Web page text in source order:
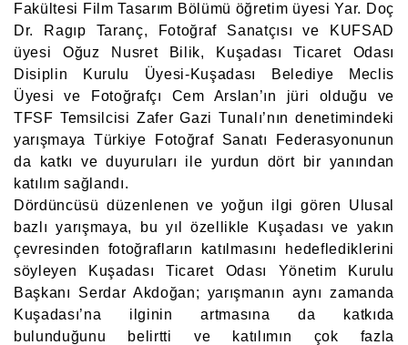
Fakültesi Film Tasarım Bölümü öğretim üyesi Yar. Doç
Dr. Ragıp Taranç, Fotoğraf Sanatçısı ve KUFSAD
üyesi Oğuz Nusret Bilik, Kuşadası Ticaret Odası
Disiplin Kurulu Üyesi-Kuşadası Belediye Meclis
Üyesi ve Fotoğrafçı Cem Arslan’ın jüri olduğu ve
TFSF Temsilcisi Zafer Gazi Tunalı’nın denetimindeki
yarışmaya Türkiye Fotoğraf Sanatı Federasyonunun
da katkı ve duyuruları ile yurdun dört bir yanından
katılım sağlandı.
Dördüncüsü düzenlenen ve yoğun ilgi gören Ulusal
bazlı yarışmaya, bu yıl özellikle Kuşadası ve yakın
çevresinden fotoğrafların katılmasını hedeflediklerini
söyleyen Kuşadası Ticaret Odası Yönetim Kurulu
Başkanı Serdar Akdoğan; yarışmanın aynı zamanda
Kuşadası’na ilginin artmasına da katkıda
bulunduğunu belirtti ve katılımın çok fazla